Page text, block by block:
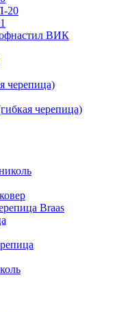
20
ВИК
черепица)
черепица)
Braas